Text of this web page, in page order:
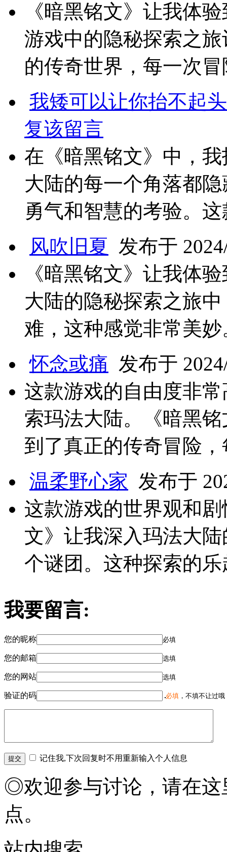
《暗黑铭文》让我体
游戏中的隐秘探索之
的传奇世界，每一次
我矮可以让你抬不起头
复该留言
在《暗黑铭文》中，
大陆的每一个角落都
勇气和智慧的考验。
风吹旧夏 发布于
《暗黑铭文》让我体
大陆的隐秘探索之旅
难，这种感觉非常美妙
怀念或痛 发布于
这款游戏的自由度非
索玛法大陆。《暗黑
到了真正的传奇冒险
温柔野心家 发布于
这款游戏的世界观和
文》让我深入玛法大
个谜团。这种探索的
我要留言:
您的昵称 必填
您的邮箱 选填
您的网站 选填
验证的码 必填 ，不填不让过
记住我,下次回复时不用重新输入个人信息
◎欢迎参与讨论，请在这
点。